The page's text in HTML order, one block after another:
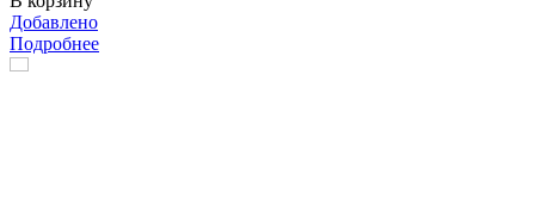
Добавлено
Подробнее